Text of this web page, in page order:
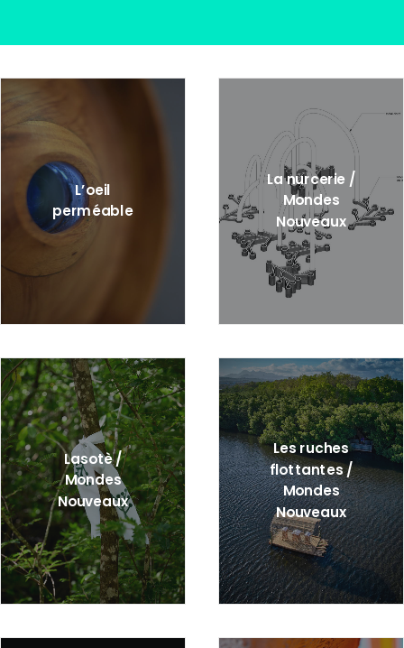
L’oeil
perméable
La nurcerie /
Mondes
Nouveaux
Lasotè /
Mondes
Nouveaux
Les ruches
flottantes /
Mondes
Nouveaux